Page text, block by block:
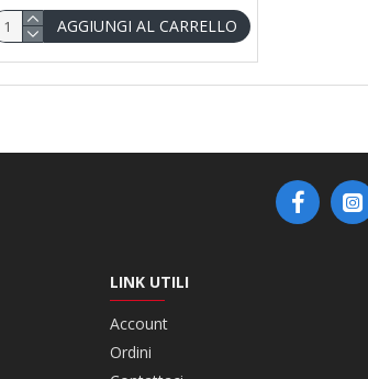
AGGIUNGI AL CARRELLO
LINK UTILI
Account
Ordini